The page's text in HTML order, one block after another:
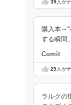
39人が
購入本～
する瞬間
Comit
29人が
ラルクの